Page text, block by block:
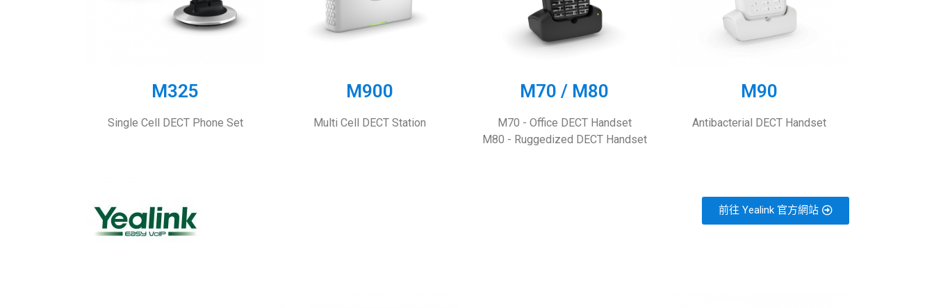
M325
Single Cell DECT Phone Set
M900
Multi Cell DECT Station
M70 / M80
M70 - Office DECT Handset
M80 - Ruggedized DECT Handset
M90
Antibacterial DECT Handset
前往 Yealink 官方網站